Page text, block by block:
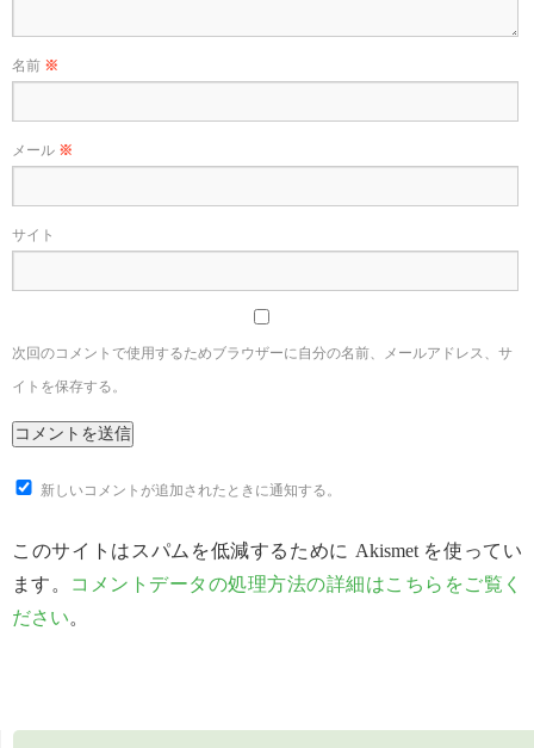
名前 ※
メール ※
サイト
次回のコメントで使用するためブラウザーに自分の名前、メールアドレス、サ
イトを保存する。
新しいコメントが追加されたときに通知する。
このサイトはスパムを低減するために Akismet を使ってい
ます。 コメントデータの処理方法の詳細はこちらをご覧く
ださい。